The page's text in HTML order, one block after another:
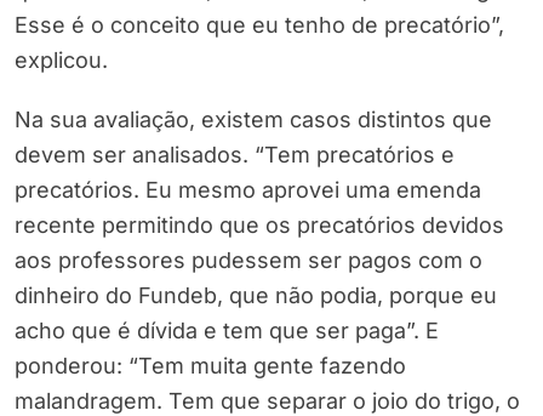
Esse é o conceito que eu tenho de precatório”,
explicou.
Na sua avaliação, existem casos distintos que
devem ser analisados. “Tem precatórios e
precatórios. Eu mesmo aprovei uma emenda
recente permitindo que os precatórios devidos
aos professores pudessem ser pagos com o
dinheiro do Fundeb, que não podia, porque eu
acho que é dívida e tem que ser paga”. E
ponderou: “Tem muita gente fazendo
malandragem. Tem que separar o joio do trigo, o